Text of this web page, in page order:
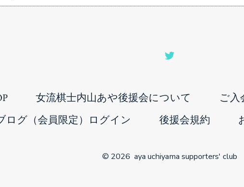
Open
in
new
女流棋士内山あや後援会について ご入
ログ（会員限定）ログイン
後援会規約
© 2026 aya uchiyama supporters' club